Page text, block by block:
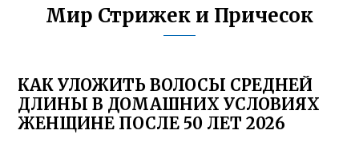
Мир Стрижек и Причесок
КАК УЛОЖИТЬ ВОЛОСЫ СРЕДНЕЙ
ДЛИНЫ В ДОМАШНИХ УСЛОВИЯХ
ЖЕНЩИНЕ ПОСЛЕ 50 ЛЕТ 2026